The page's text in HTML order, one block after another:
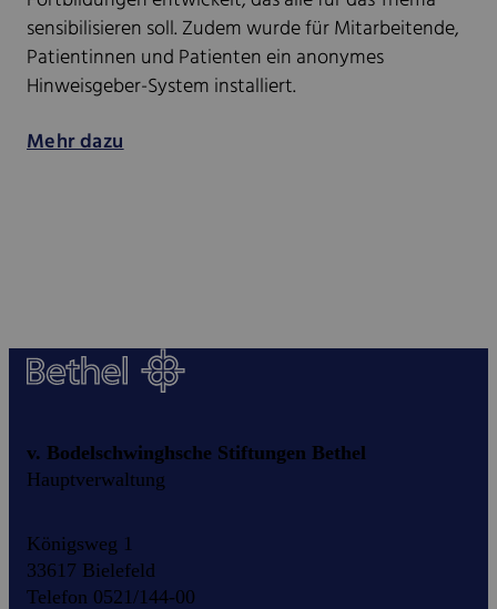
sensibilisieren soll. Zudem wurde für Mitarbeitende,
Patientinnen und Patienten ein anonymes
Hinweisgeber-System installiert.
Mehr dazu
v. Bodelschwinghsche Stiftungen Bethel
Hauptverwaltung
Königsweg 1
33617 Bielefeld
Telefon 0521/144-00